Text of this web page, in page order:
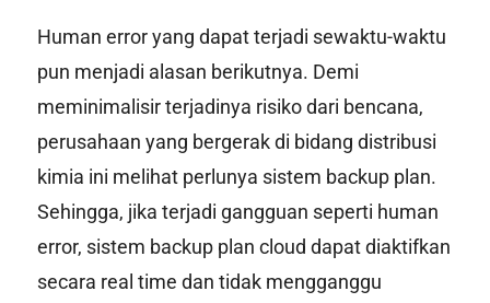
Human erroryang dapat terjadi sewaktu-waktu
pun menjadi alasan berikutnya. Demi
meminimalisir terjadinya risiko dari bencana,
perusahaan yang bergerak di bidang distribusi
kimia ini melihat perlunya sistem backup plan.
Sehingga, jika terjadi gangguan seperti human
error, sistem backup plan cloud dapat diaktifkan
secara real time dan tidak mengganggu